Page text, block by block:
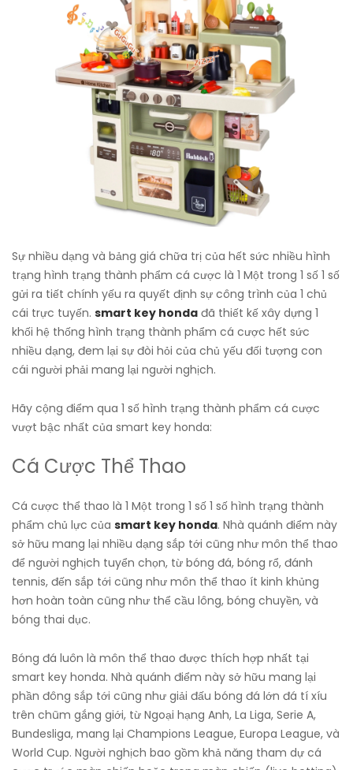
Sự nhiều dạng và bảng giá chữa trị của hết sức nhiều hình
trạng hình trạng thành phẩm cá cược là 1 Một trong 1 số 1 số
gửi ra tiết chính yếu ra quyết định sự công trình của 1 chủ
cái trực tuyến. smart key honda đã thiết kế xây dựng 1
khối hệ thống hình trạng thành phẩm cá cược hết sức
nhiều dạng, đem lại sự đòi hỏi của chủ yếu đối tượng con
cái người phải mang lại người nghịch.
Hãy cộng điểm qua 1 số hình trạng thành phẩm cá cược
vượt bậc nhất của smart key honda:
Cá Cược Thể Thao
Cá cược thể thao là 1 Một trong 1 số 1 số hình trạng thành
phẩm chủ lực của smart key honda. Nhà quánh điểm này
sở hữu mang lại nhiều dạng sắp tới cũng như môn thể thao
để người nghịch tuyển chọn, từ bóng đá, bóng rổ, đánh
tennis, đến sắp tới cũng như môn thể thao ít kinh khủng
hơn hoàn toàn cũng như thể cầu lông, bóng chuyền, và
bóng thai dục.
Bóng đá luôn là môn thể thao được thích hợp nhất tại
smart key honda. Nhà quánh điểm này sở hữu mang lại
phần đông sắp tới cũng như giải đấu bóng đá lớn đá tí xíu
trên chũm gắng giới, từ Ngoại hạng Anh, La Liga, Serie A,
Bundesliga, mang lại Champions League, Europa League, và
World Cup. Người nghịch bao gồm khả năng tham dự cá